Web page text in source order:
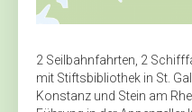
2 Seilbahnfahrten, 2
mit Stiftsbibliothek in St.
Konstanz und Stein am